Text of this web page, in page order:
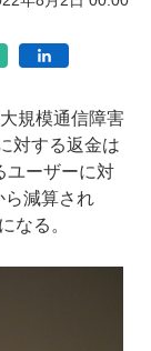
規模通信障害
対する返金は
ユーザーに対
ら減算され
なる。